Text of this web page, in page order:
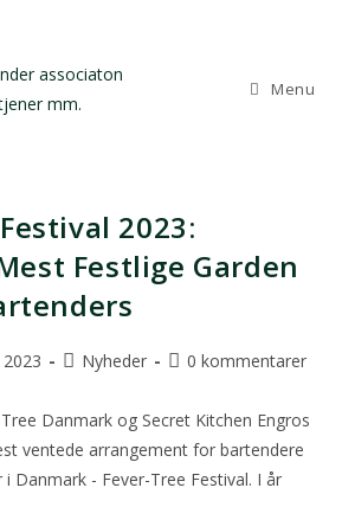
Menu
2023:
Festlige Garden
Nyheder 0 kommentarer
Danmark og Secret Kitchen Engros
ventede arrangement for bartendere
Danmark - Fever-Tree Festival. I år